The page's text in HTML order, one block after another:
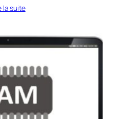
la suite